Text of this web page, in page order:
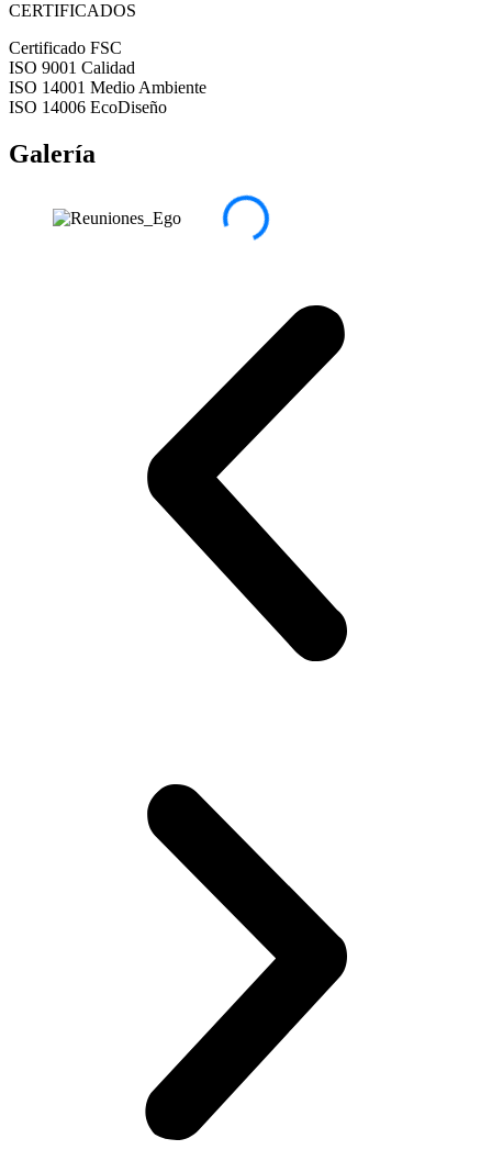
CERTIFICADOS
Certificado FSC
ISO 9001 Calidad
ISO 14001 Medio Ambiente
ISO 14006 EcoDiseño
Galería